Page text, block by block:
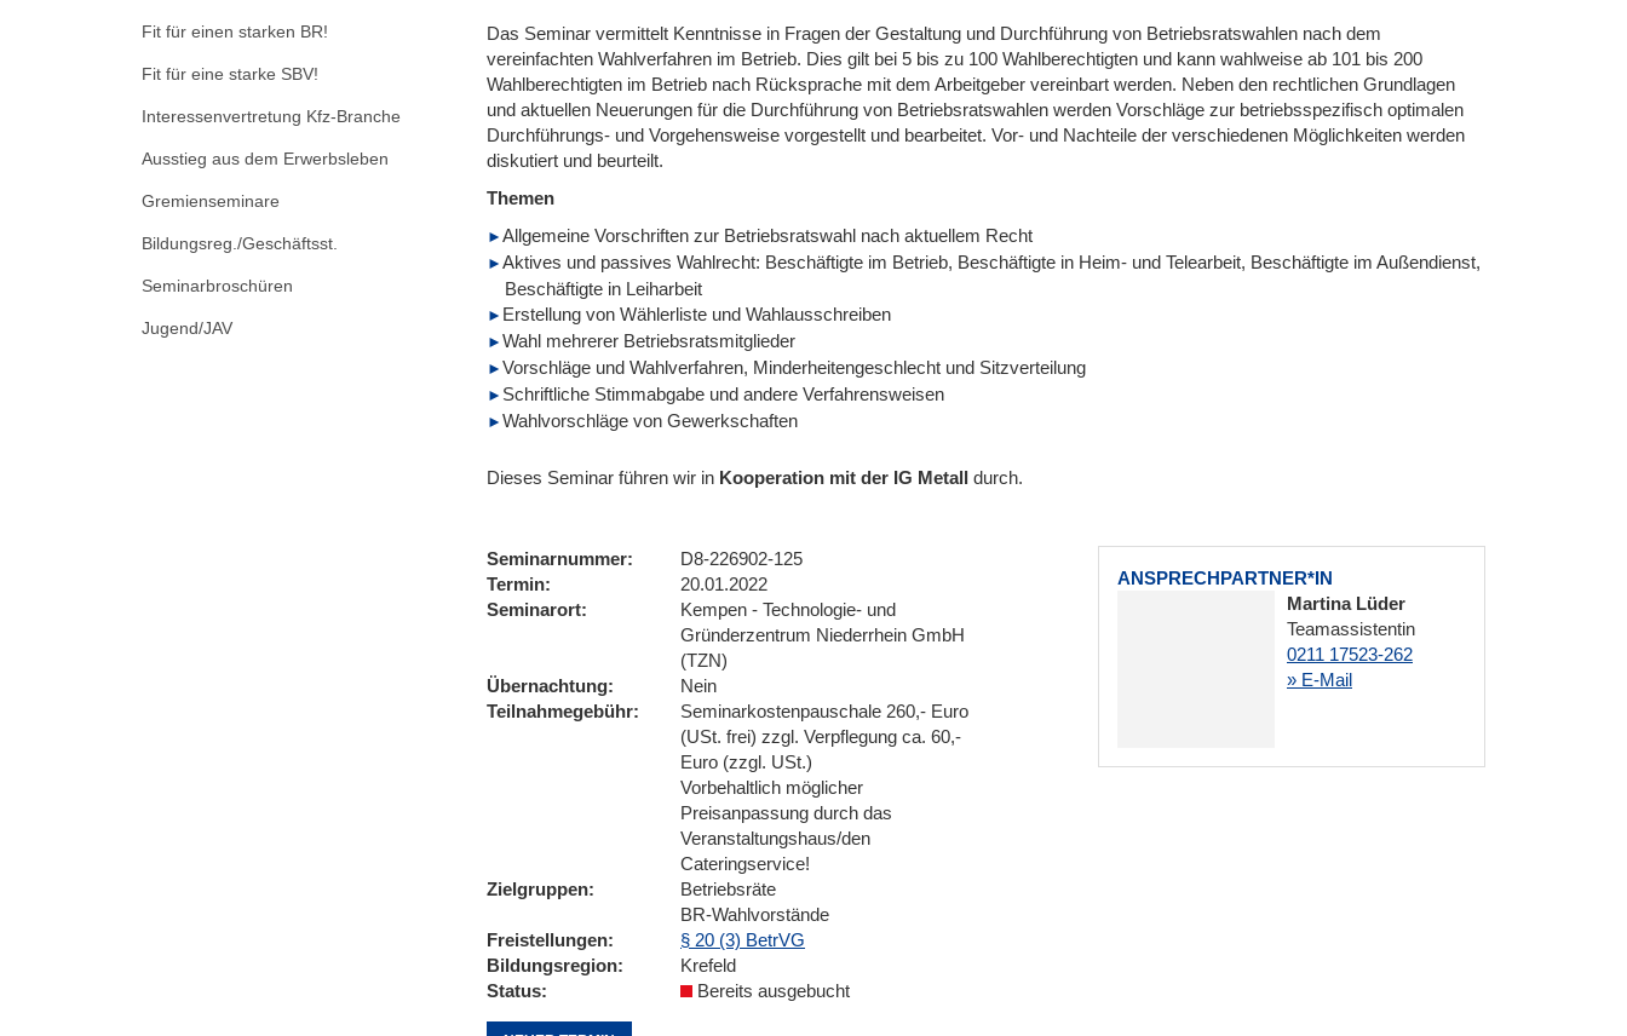
Fit für einen starken BR!
Fit für eine starke SBV!
Interessenvertretung Kfz-Branche
Ausstieg aus dem Erwerbsleben
Gremienseminare
Bildungsreg./Geschäftsst.
Seminarbroschüren
Jugend/JAV
Das Seminar vermittelt Kenntnisse in Fragen der Gestaltung und Durchführung von Betriebsratswahlen nach dem
vereinfachten Wahlverfahren im Betrieb. Dies gilt bei 5 bis zu 100 Wahlberechtigten und kann wahlweise ab 101 bis 200
Wahlberechtigten im Betrieb nach Rücksprache mit dem Arbeitgeber vereinbart werden. Neben den rechtlichen Grundlagen
und aktuellen Neuerungen für die Durchführung von Betriebsratswahlen werden Vorschläge zur betriebsspezifisch optimalen
Durchführungs- und Vorgehensweise vorgestellt und bearbeitet. Vor- und Nachteile der verschiedenen Möglichkeiten werden
diskutiert und beurteilt.
Themen
Allgemeine Vorschriften zur Betriebsratswahl nach aktuellem Recht
Aktives und passives Wahlrecht: Beschäftigte im Betrieb, Beschäftigte in Heim- und Telearbeit, Beschäftigte im Außendienst,
Beschäftigte in Leiharbeit
Erstellung von Wählerliste und Wahlausschreiben
Wahl mehrerer Betriebsratsmitglieder
Vorschläge und Wahlverfahren, Minderheitengeschlecht und Sitzverteilung
Schriftliche Stimmabgabe und andere Verfahrensweisen
Wahlvorschläge von Gewerkschaften
Dieses Seminar führen wir in Kooperation mit der IG Metall durch.
ANSPRECHPARTNER*IN
Martina Lüder
Teamassistentin
0211 17523-262
» E-Mail
Seminarnummer
D8-226902-125
Termin
20.01.2022
Seminarort
Kempen - Technologie- und
Gründerzentrum Niederrhein GmbH
(TZN)
Übernachtung
Nein
Teilnahmegebühr
Seminarkostenpauschale 260,- Euro
(USt. frei) zzgl. Verpflegung ca. 60,-
Euro (zzgl. USt.)
Vorbehaltlich möglicher
Preisanpassung durch das
Veranstaltungshaus/den
Cateringservice!
Zielgruppen
Betriebsräte
BR-Wahlvorstände
Freistellungen
§ 20 (3) BetrVG
Bildungsregion
Krefeld
Status
Bereits ausgebucht